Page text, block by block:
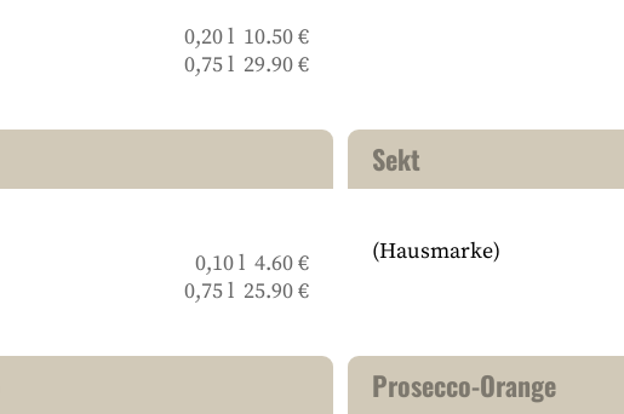
0,20 l 10.50 €
0,75 l 29.90 €
0,10 l 4.60 €
0,75 l 25.90 €
Sekt
(Hausmarke)
Prosecco-Orange